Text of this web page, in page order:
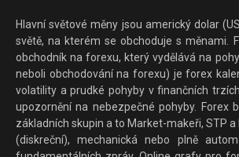
Hlavní světové měny jsou americký dolar
světě, na kterém se obchoduje s měnami.
obchodník na forexu, který vydělává na
neboli obchodování na forexu) je forex
volatility a prudké pohyby v finančních
upozornění na nebezpečné pohyby.
základních skupin a to Market-makeři, STP
(diskreční), mechanická nebo plně